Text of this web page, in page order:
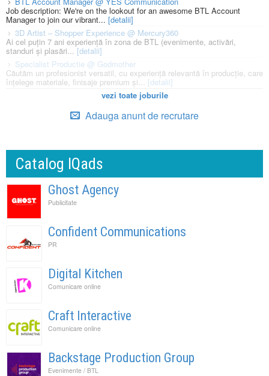
Job description: We're on the lookout for an awesome BTL Account
Manager to join our vibrant... [detalii]
3D Artist – Shopper Experience @ Mercury360
Ai cel puțin 7 ani experiență în zona de BTL (evenimente, activări,
standuri și plasări... [detalii]
Specialist Productie @ Godmother
Căutăm un profesionist versatil, cu experiență relevantă în producție, care
înțelege materiale, finisaje premium și... [detalii]
vezi toate joburile
Adauga anunt de recrutare
Catalog IQads
Ghost Agency
Publicitate
Confident Communications
PR
Digital Kitchen
Comunicare online
Craft Interactive
Comunicare online
Backstage Production Group
Evenimente / BTL